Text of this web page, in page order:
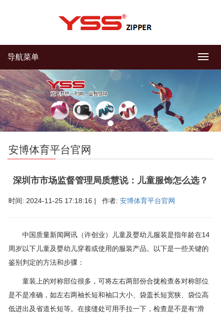
导
导航菜单
安博体育平台官网
深圳市市场监督管理局质慧说：儿童服饰怎么选？
时间: 2024-11-25 17:18:16 | 作者: 安博体育平台官网
中国质量新闻网讯（许创业）儿童及婴幼儿服装是指年龄在14
周岁以下儿童及婴幼儿穿着或使用的服装产品。以下是一些关键的
鉴别判定的方法和步骤：
童装上的对称部位很多，可将左右两部份合拢检查各对称部位
是不是准确，如左右两袖长短和袖口大小、袋盖长短宽狭、袋位高
低进出及省道长短等。在接缝处可用手拉一下，检查是不是有“滑